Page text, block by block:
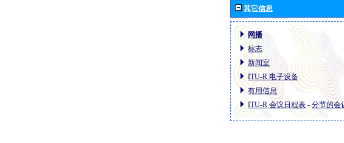
其它信息
网播
标志
新闻室
ITU-R 电子设备
有用信息
ITU-R 会议日程表 - 分节的会